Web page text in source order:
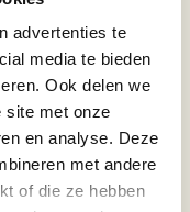
advertenties te
media te bieden
Ook delen we
site met onze
en analyse. Deze
met andere
of die ze hebben